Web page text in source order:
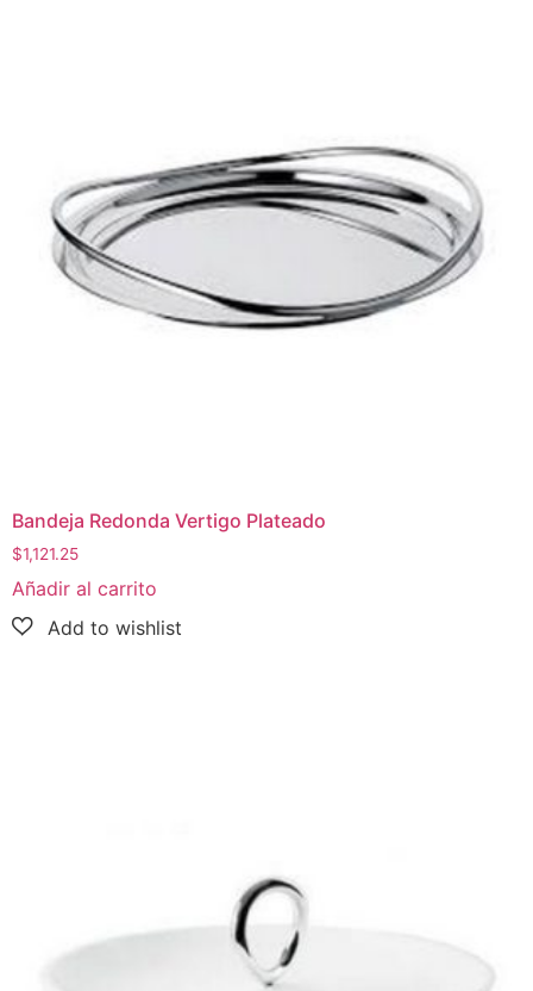
Bandeja Redonda Vertigo Plateado
$1,121.25
Añadir al carrito